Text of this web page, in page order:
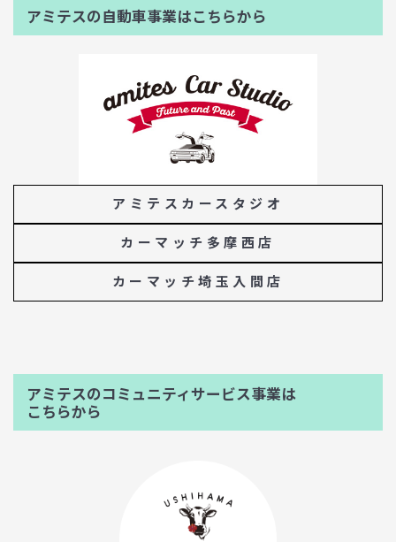
アミテスの自動車事業はこちらから
アミテスカースタジオ
カーマッチ多摩西店
カーマッチ埼玉入間店
アミテスのコミュニティサービス事業は
こちらから